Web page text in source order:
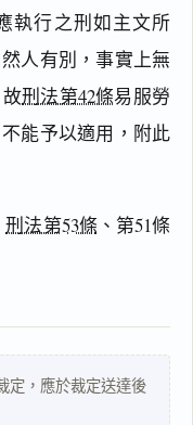
執行之刑如主文所
人有別，事實上無
刑法第42條易服勞
能予以適用，附此
刑法第53條 、第51條
定，應於裁定送達後
主
文
鍵
複
製
全